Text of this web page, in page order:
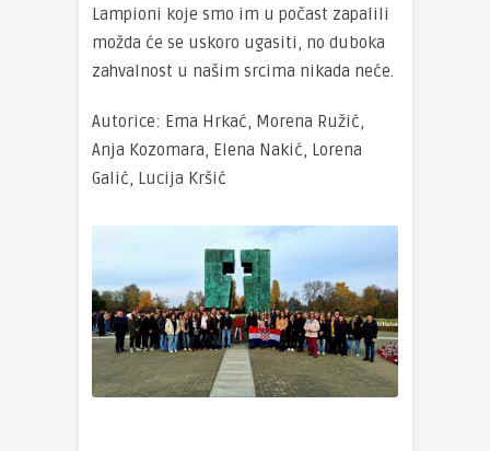
Lampioni koje smo im u počast zapalili
možda će se uskoro ugasiti, no duboka
zahvalnost u našim srcima nikada neće.
Autorice: Ema Hrkać, Morena Ružić,
Anja Kozomara, Elena Nakić, Lorena
Galić, Lucija Kršić